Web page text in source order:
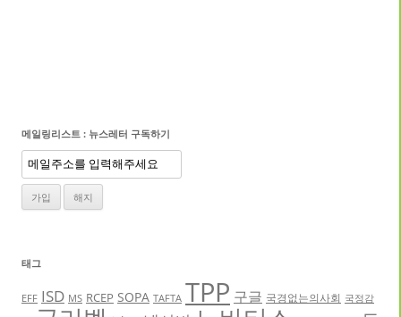
메일링리스트 : 뉴스레터 구독하기
태그
EFF ISD MS RCEP SOPA TAFTA TPP 구글 국경없는의사회 국정감